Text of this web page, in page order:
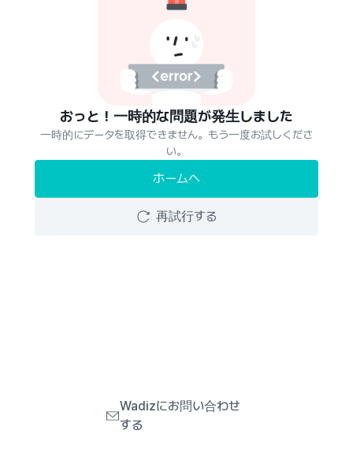
おっと！一時的な問題が発生しました
一時的にデータを取得できません。もう一度お試しくださ
い。
ホームへ
再試行する
Wadizにお問い合わせ
する